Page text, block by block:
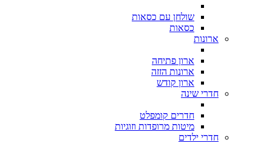
שולחן עם כסאות
כסאות
ארונות
ארון פתיחה
ארונות הזזה
ארון קודש
חדרי שינה
חדרים קומפלט
מיטות מרופדות וזוגיות
חדרי ילדים